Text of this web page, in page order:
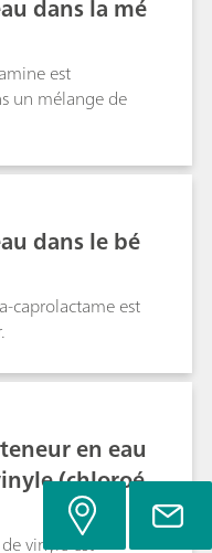
dans la mé
est
un mélange de
dans le bé
caprolactame est
en eau
(chloroé
vinyle est